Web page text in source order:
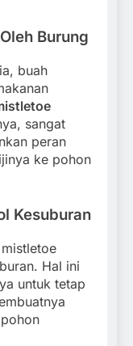
Burung
buah
sangat
peran
ke pohon
Kesuburan
Hal ini
untuk tetap